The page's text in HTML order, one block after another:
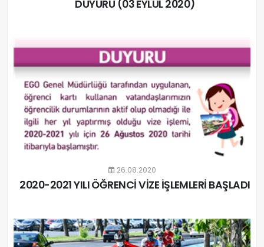
DUYURU (03 EYLÜL 2020)
26.08.2020
2020-2021 YILI ÖĞRENCİ VİZE İŞLEMLERİ BAŞLADI